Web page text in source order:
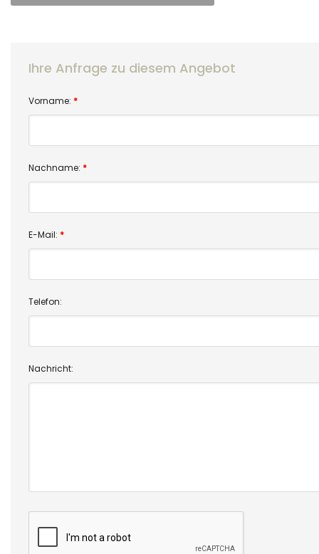
Ihre Anfrage zu diesem Angebot
Vorname: *
Nachname: *
E-Mail: *
Telefon:
Nachricht: